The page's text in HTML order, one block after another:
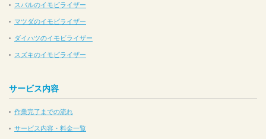
スバルのイモビライザー
マツダのイモビライザー
ダイハツのイモビライザー
スズキのイモビライザー
サービス内容
作業完了までの流れ
サービス内容・料金一覧